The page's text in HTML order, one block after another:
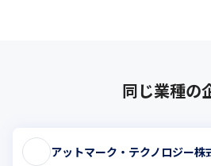
同じ業種の
アットマーク・テクノロジー株